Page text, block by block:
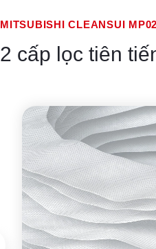
MITSUBISHI CLEANSUI
2 cấp lọc tiên